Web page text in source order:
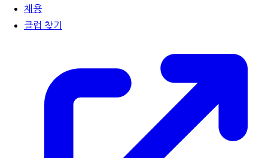
채용
클럽 찾기